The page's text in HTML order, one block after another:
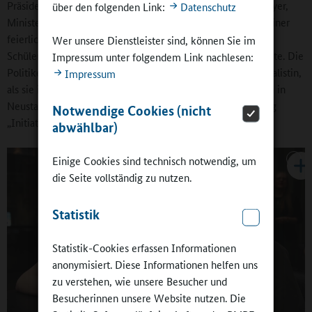
über den folgenden Link:
Datenschutz
Wer unsere Dienstleister sind, können Sie im
Impressum unter folgendem Link nachlesen:
Impressum
Notwendige Cookies (nicht
abwählbar)
Einige Cookies sind technisch notwendig, um
die Seite vollständig zu nutzen.
Statistik
Statistik-Cookies erfassen Informationen
anonymisiert. Diese Informationen helfen uns
zu verstehen, wie unsere Besucher und
Besucherinnen unsere Website nutzen. Die
Präsidentin des Bundesrats. In diesem Jahr ist das Malu Dreyer,
Ministerpräsidentin von Rheinland-Pfalz, die am 8. Juni in einer
feierlichen Zeremonie im Bundesrat die
Schülerzeitungsredakteurinnen und -redakteure auszeichnete. Die
Politikerin war, wie sie berichtete, einst selbst Schülerjournalistin,
als sie in den 1970er Jahren am Käthe-Kollwitz-Gymnasium in
Neustadt an der Weinstraße mit anderen die Schülerzeitung
„Initiative“ ins Leben rief.